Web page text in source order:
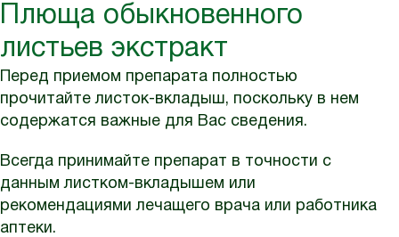
Плюща обыкновенного
листьев экстракт
Перед приемом препарата полностью
прочитайте листок-вкладыш, поскольку в нем
содержатся важные для Вас сведения.
Всегда принимайте препарат в точности с
данным листком-вкладышем или
рекомендациями лечащего врача или работника
аптеки.